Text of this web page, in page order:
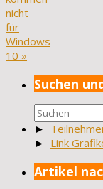
nicht
für
Windows
10 »
Suchen
Suchen
nach:
►
► Link
Artikel